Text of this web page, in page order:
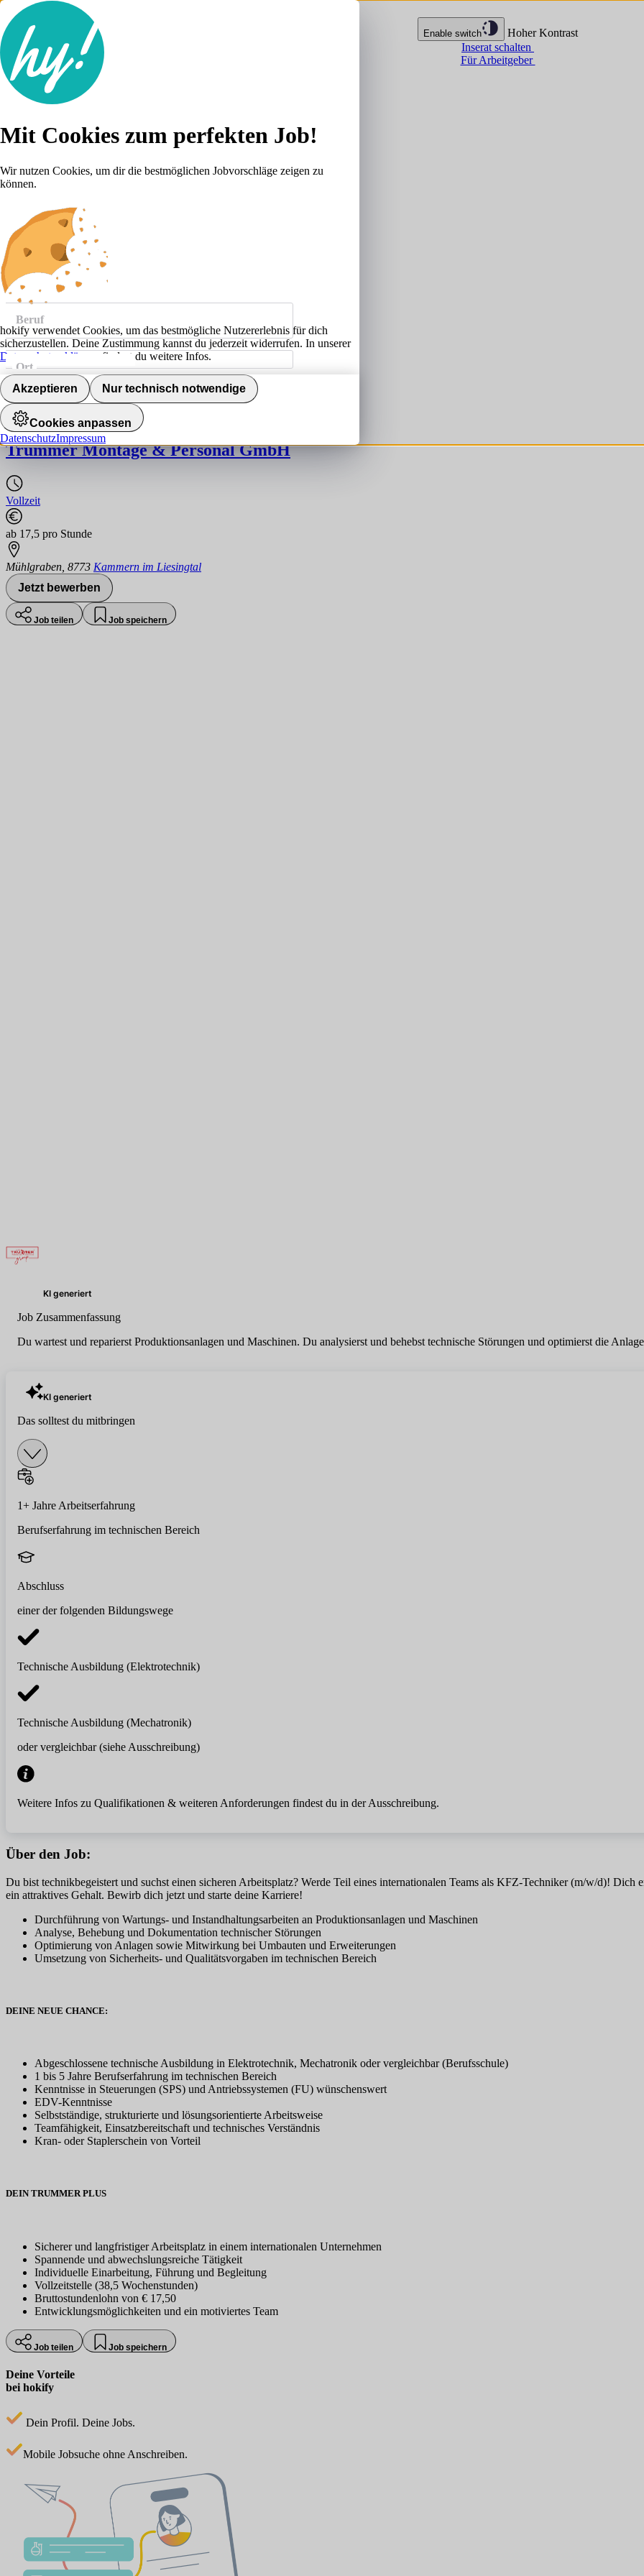
Enable switch
Hoher Kontrast
Inserat schalten
Für Arbeitgeber
Lebenslauf
Karriere-Tipps
Anmelden
weitere
Jobs anzeigen
Beruf
Ort
Jobs finden
Industrie- und Betriebselektriker (m/w/d)
Trummer Montage & Personal GmbH
Vollzeit
ab 17,5 pro Stunde
Mühlgraben 8773 Kammern im Liesingtal
Jetzt bewerben
Job teilen Job speichern
KI generiert
Job Zusammenfassung
Du wartest und reparierst Produktionsanlagen und Maschinen. Du analysierst und behebst technische Störungen und optimierst die
KI generiert
Das solltest du mitbringen
1+ Jahre Arbeitserfahrung
Berufserfahrung im technischen Bereich
Abschluss
einer der folgenden Bildungswege
Technische Ausbildung (Elektrotechnik)
Technische Ausbildung (Mechatronik)
oder vergleichbar (siehe Ausschreibung)
Weitere Infos zu Qualifikationen & weiteren Anforderungen findest du in der Ausschreibung.
Über den Job:
Du bist technikbegeistert und suchst einen sicheren Arbeitsplatz? Werde Teil eines internationalen Teams als KFZ-Techniker (m/w/d)!
ein attraktives Gehalt. Bewirb dich jetzt und starte deine Karriere!
Durchführung von Wartungs- und Instandhaltungsarbeiten an Produktionsanlagen und Maschinen
Analyse, Behebung und Dokumentation technischer Störungen
Optimierung von Anlagen sowie Mitwirkung bei Umbauten und Erweiterungen
Umsetzung von Sicherheits- und Qualitätsvorgaben im technischen Bereich
DEINE NEUE CHANCE:
Abgeschlossene technische Ausbildung in Elektrotechnik, Mechatronik oder vergleichbar (Berufsschule)
1 bis 5 Jahre Berufserfahrung im technischen Bereich
Kenntnisse in Steuerungen (SPS) und Antriebssystemen (FU) wünschenswert
EDV-Kenntnisse
Selbstständige, strukturierte und lösungsorientierte Arbeitsweise
Teamfähigkeit, Einsatzbereitschaft und technisches Verständnis
Kran- oder Staplerschein von Vorteil
DEIN TRUMMER PLUS
Sicherer und langfristiger Arbeitsplatz in einem internationalen Unternehmen
Spannende und abwechslungsreiche Tätigkeit
Individuelle Einarbeitung, Führung und Begleitung
Vollzeitstelle (38,5 Wochenstunden)
Bruttostundenlohn von € 17,50
Entwicklungsmöglichkeiten und ein motiviertes Team
Job teilen Job speichern
Deine Vorteile
bei hokify
Dein Profil. Deine Jobs.
Mobile Jobsuche ohne Anschreiben.
Mit Cookies zum perfekten Job!
Wir nutzen Cookies, um dir die bestmöglichen Jobvorschläge zeigen zu
können.
hokify verwendet Cookies, um das bestmögliche Nutzererlebnis für dich
sicherzustellen. Deine Zustimmung kannst du jederzeit widerrufen. In unserer
Datenschutzerklärung
findest du weitere Infos.
Akzeptieren Nur technisch notwendige
Cookies anpassen
DatenschutzImpressum